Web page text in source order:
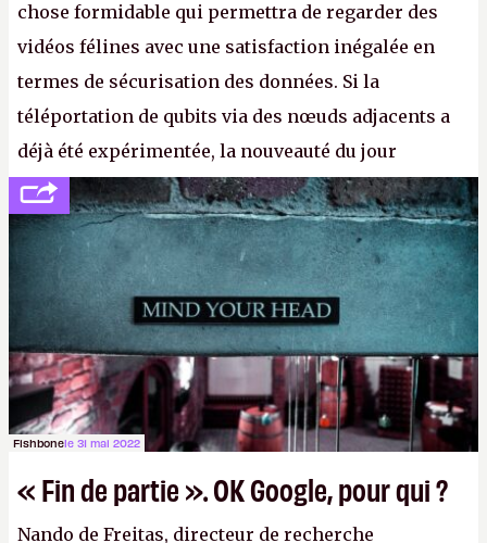
chose formidable qui permettra de regarder des
vidéos félines avec une satisfaction inégalée en
termes de sécurisation des données. Si la
téléportation de qubits via des nœuds adjacents a
déjà été expérimentée, la nouveauté du jour
concerne le recours à des nœuds distants, pour ne
pas dire un réseau quantique multimédia interactif
(avec l’option Péritel). (
http://cpc.cx/AH432N4
Crédit photo : QuTech / Nature)
Fishbonele 31 mai 2022
« Fin de partie ». OK Google, pour qui ?
Nando de Freitas, directeur de recherche